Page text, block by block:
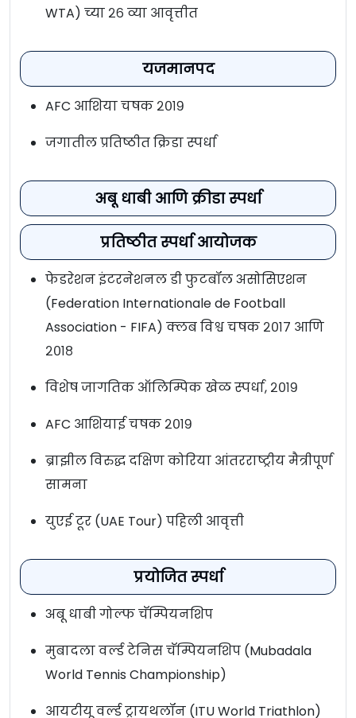
WTA) च्या २६ व्या आवृत्तीत
यजमानपद
AFC आशिया चषक २०१९
जगातील प्रतिष्ठीत क्रिडा स्पर्धा
अबू धाबी आणि क्रीडा स्पर्धा
प्रतिष्ठीत स्पर्धा आयोजक
फेडरेशन इंटरनेशनल डी फुटबॉल असोसिएशन
(Federation Internationale de Football
Association - FIFA) क्लब विश्व चषक २०१७ आणि
२०१८
विशेष जागतिक ऑलिम्पिक खेळ स्पर्धा, २०१९
AFC आशियाई चषक २०१९
ब्राझील विरुद्ध दक्षिण कोरिया आंतरराष्ट्रीय मैत्रीपूर्ण
सामना
युएई टूर (UAE Tour) पहिली आवृत्ती
प्रयोजित स्पर्धा
अबू धाबी गोल्फ चॅम्पियनशिप
मुबादला वर्ल्ड टेनिस चॅम्पियनशिप (Mubadala
World Tennis Championship)
आयटीयू वर्ल्ड ट्रायथलॉन (ITU World Triathlon)